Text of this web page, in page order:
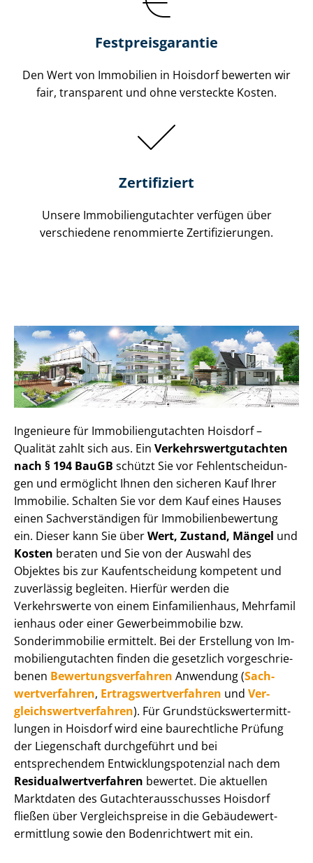
Festpreis​garantie
Den Wert von Immobilien in Hoisdorf bewerten wir
fair, transparent und ohne versteckte Kosten.
Zertifiziert
Unsere Immobilien­gutachter verfügen über
verschiedene renommierte Zer­ti­fi­zie­run­gen.
Ingenieure für Im­mo­bi­li­en­gut­ach­ten Hoisdorf –
Qualität zahlt sich aus. Ein Ver­kehrs­wert­gut­ach­ten
nach § 194 BauGB schützt Sie vor Fehl­ent­schei­dun­
gen und ermöglicht Ihnen den sicheren Kauf Ihrer
Immobilie. Schalten Sie vor dem Kauf eines Hauses
einen Sach­ver­stän­di­gen für Im­mo­bi­li­en­be­wer­tung
ein. Dieser kann Sie überWert, Zustand, Mängel und
Kosten beraten und Sie von der Auswahl des
Objektes bis zur Kauf­ent­schei­dung kompetent und
zuverlässig begleiten. Hierfür werden die
Verkehrswerte von einem Einfamilienhaus, Mehr­fa­mi­l
i­en­haus oder einer Ge­wer­be­im­mo­bi­lie bzw.
Sonderimmobilie ermittelt. Bei der Erstellung von Im­
mo­bi­li­en­gut­ach­ten finden die gesetzlich vor­ge­schrie­
be­nen Be­wer­tungs­ver­fah­ren Anwendung (Sach­
wert­ver­fah­ren, Er­trags­wert­ver­fah­ren und Ver­
gleichs­wert­ver­fah­ren). Für Grund­stücks­wert­ermitt­
lun­gen in Hoisdorf wird eine baurechtliche Prüfung
der Liegenschaft durchgeführt und bei
entsprechendem Ent­wick­lungs­po­ten­zi­al nach dem
Re­si­du­al­wert­ver­fah­ren bewertet. Die aktuellen
Marktdaten des Gut­ach­ter­aus­schus­ses Hoisdorf
fließen über Ver­gleichs­prei­se in die Ge­bäu­de­wert­
ermitt­lung sowie den Bodenrichtwert mit ein.